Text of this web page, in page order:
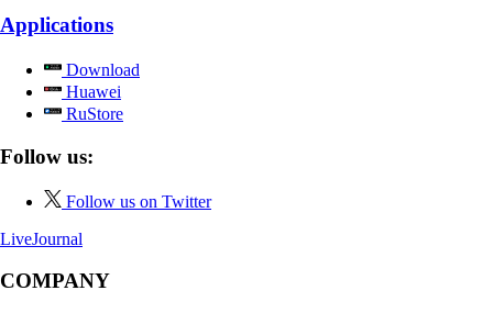
Applications
Download
Huawei
RuStore
Follow us:
Follow us on Twitter
LiveJournal
COMPANY